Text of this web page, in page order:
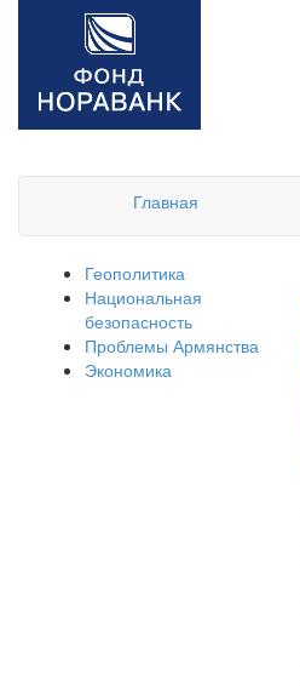
Главная
Геополитика
Национальная
безопасность
Проблемы Армянства
Экономика